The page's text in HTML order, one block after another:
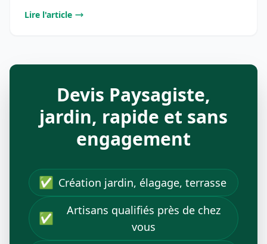
Lire l'article
Devis Paysagiste,
jardin, rapide et sans
engagement
✅ Création jardin, élagage, terrasse
✅
Artisans qualifiés près de chez
vous